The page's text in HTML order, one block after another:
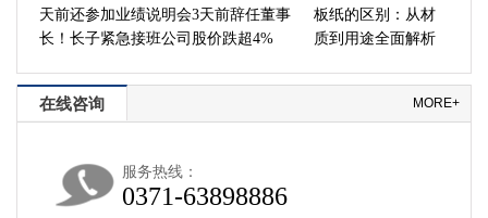
天前还参加业绩说明会3天前辞任董事
长！长子紧急接班公司股价跌超4%
板纸的区别：从材
质到用途全面解析
MORE+
在线咨询
服务热线：
0371-63898886